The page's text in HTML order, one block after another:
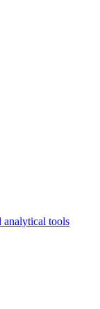
analytical tools